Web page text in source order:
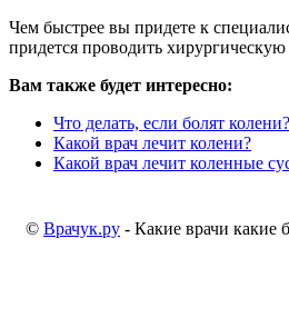
Чем быстрее вы придете к
придется проводить хирургическую
Вам также будет интересно:
Что делать, если болят колени?
Какой врач лечит колени?
Какой врач лечит коленные
© Врачук.ру - Какие врачи какие